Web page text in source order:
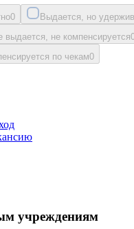
0 Выдается, но
выдается, не компенсируется
по чекам0
учреждениям